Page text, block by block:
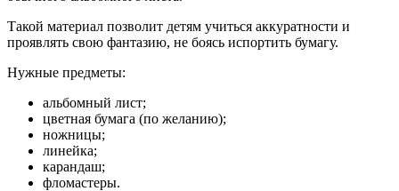
Такой материал позволит детям учиться аккуратности и
проявлять свою фантазию, не боясь испортить бумагу.
Нужные предметы:
альбомный лист;
цветная бумага (по желанию);
ножницы;
линейка;
карандаш;
фломастеры.